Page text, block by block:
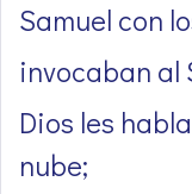
Samuel con
invocaban al
Dios les
nube;